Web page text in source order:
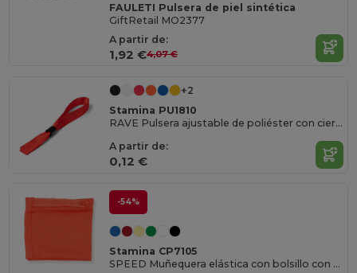
FAULETI Pulsera de piel sintética
GiftRetail MO2377
A partir de:
1,92 €4,07 €
+2
Stamina PU1810
RAVE Pulsera ajustable de poliéster con cierre de seguridad
A partir de:
0,12 €
-54%
Stamina CP7105
SPEED Muñequera elástica con bolsillo con cierre de cremallera a juego